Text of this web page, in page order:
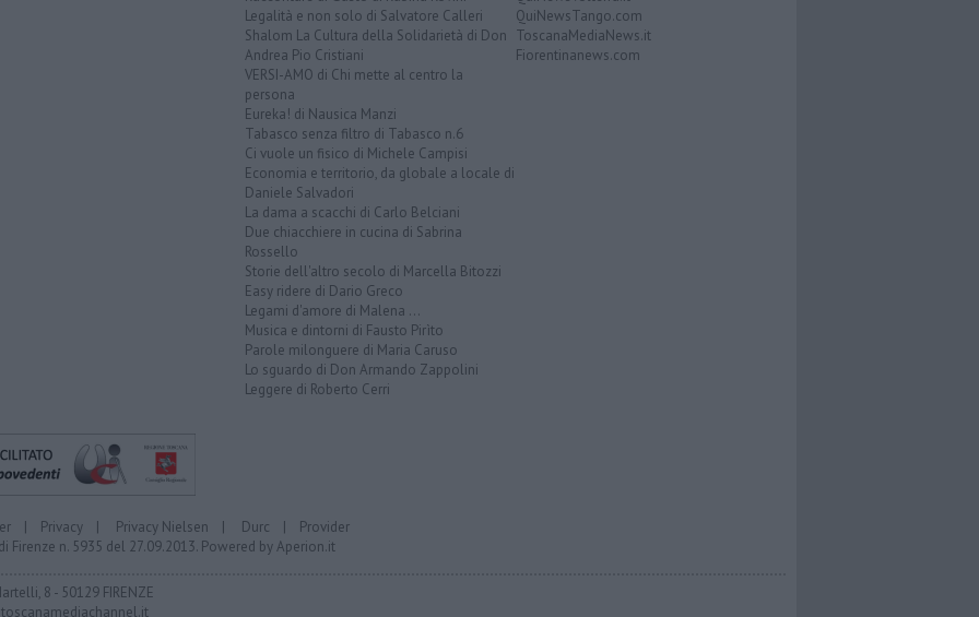
Legalità e non solo di Salvatore Calleri
Shalom La Cultura della Solidarietà di Don
Andrea Pio Cristiani
VERSI-AMO di Chi mette al centro la
persona
Eureka! di Nausica Manzi
Tabasco senza filtro di Tabasco n.6
Ci vuole un fisico di Michele Campisi
Economia e territorio, da globale a locale di
Daniele Salvadori
La dama a scacchi di Carlo Belciani
Due chiacchiere in cucina di Sabrina
Rossello
Storie dell'altro secolo di Marcella Bitozzi
Easy ridere di Dario Greco
Legami d'amore di Malena ...
Musica e dintorni di Fausto Pirìto
Parole milonguere di Maria Caruso
Lo sguardo di Don Armando Zappolini
Leggere di Roberto Cerri
QuiNewsTango.com
ToscanaMediaNews.it
Fiorentinanews.com
| Privacy | Privacy Nielsen | Durc | Provider
n. 5935 del 27.09.2013. Powered byAperion.it
8 - 50129 FIRENZE